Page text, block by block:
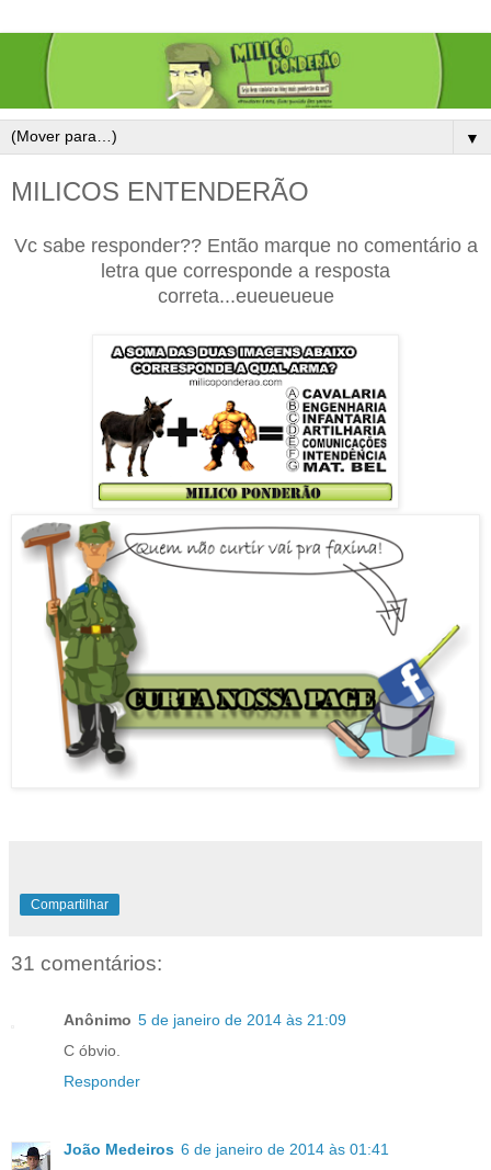
▼
MILICOS ENTENDERÃO
Vc sabe responder?? Então marque no comentário a
letra que corresponde a resposta
correta...eueueueue
Compartilhar
31 comentários:
Anônimo 5 de janeiro de 2014 às 21:09
C óbvio.
Responder
João Medeiros 6 de janeiro de 2014 às 01:41